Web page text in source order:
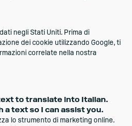
negli Stati Uniti. Prima di
dei cookie utilizzando Google, ti
correlate nella nostra
to translate into Italian.
a text so I can assist you.
lo strumento di marketing online.